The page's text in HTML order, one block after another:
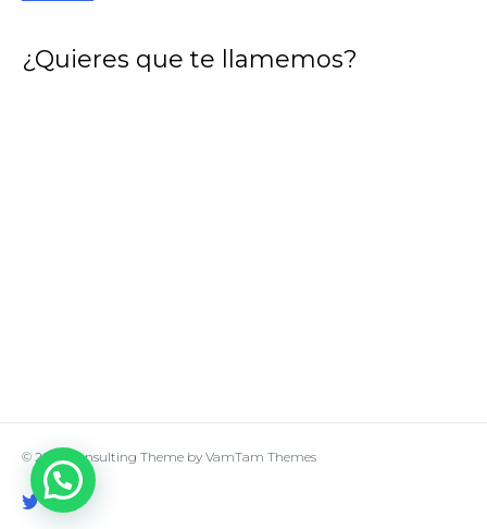
¿Quieres que te llamemos?
© 2026 Consulting Theme by VamTam Themes